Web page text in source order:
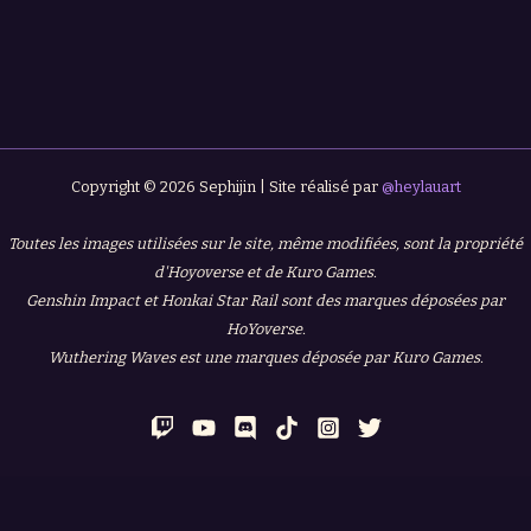
Copyright © 2026 Sephijin | Site réalisé par @heylauart
Toutes les images utilisées sur le site, même modifiées, sont la propriété
d'Hoyoverse et de Kuro Games.
Genshin Impact et Honkai Star Rail sont des marques déposées par
HoYoverse.
Wuthering Waves est une marques déposée par Kuro Games.